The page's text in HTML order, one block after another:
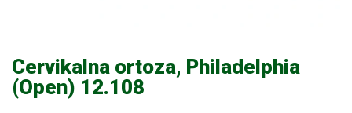
Cervikalna ortoza, Philadelphia
(Open) 12.108